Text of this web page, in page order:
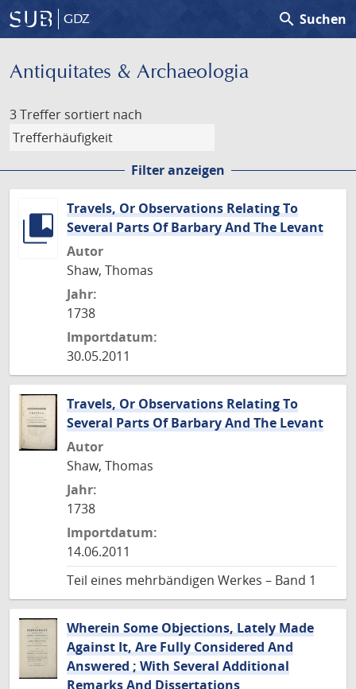
GDZ search Suchen
Antiquitates & Archaeologia
3 Treffer sortiert nach
Filter anzeigen
Travels, Or Observations Relating To
Several Parts Of Barbary And The Levant
Autor
Shaw, Thomas
Jahr:
1738
Importdatum:
30.05.2011
Travels, Or Observations Relating To
Several Parts Of Barbary And The Levant
Autor
Shaw, Thomas
Jahr:
1738
Importdatum:
14.06.2011
Teil eines mehrbändigen Werkes – Band 1
Wherein Some Objections, Lately Made
Against It, Are Fully Considered And
Answered ; With Several Additional
Remarks And Dissertations